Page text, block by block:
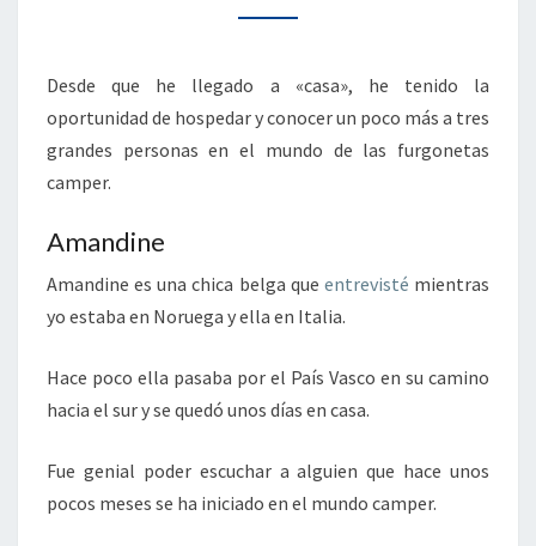
Desde que he llegado a «casa», he tenido la
oportunidad de hospedar y conocer un poco más a tres
grandes personas en el mundo de las furgonetas
camper.
Amandine
Amandine es una chica belga que entrevisté mientras
yo estaba en Noruega y ella en Italia.
Hace poco ella pasaba por el País Vasco en su camino
hacia el sur y se quedó unos días en casa.
Fue genial poder escuchar a alguien que hace unos
pocos meses se ha iniciado en el mundo camper.